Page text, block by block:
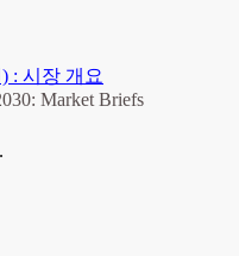
: 시장 개요
Market Briefs